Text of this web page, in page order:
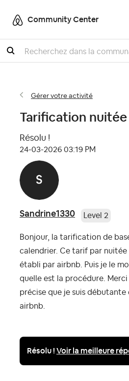
Community Center
Recherche
Gérer votre activité
Tarification nuitée
Résolu !
‎24-03-2026 03:19 PM
Sandrine1330 Level 2
Bonjour, la tarification de
calendrier. Ce tarif par
établi par airbnb. Puis je le
quelle est la procédure.
précise que je suis
airbnb.
Résolu !Voir la meilleure